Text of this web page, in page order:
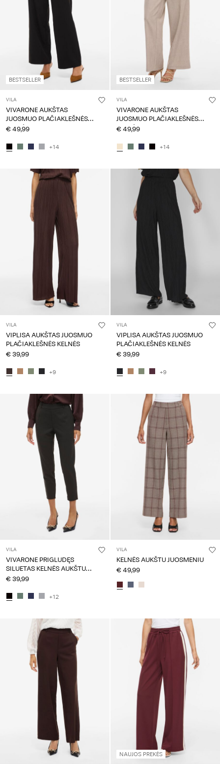
questions?
About
/
BESTSELLER
VILA
VIVARONE AUKŠTAS
JUOSMUO PLAČIAKLEŠNĖS
KELNĖS
€ 49,99
+14
BESTSELLER
VILA
VIVARONE AUKŠTAS
JUOSMUO PLAČIAKLEŠNĖS
KELNĖS
€ 49,99
+14
VILA
VIPLISA AUKŠTAS JUOSMUO
PLAČIAKLEŠNĖS KELNĖS
€ 39,99
+9
VILA
VIPLISA AUKŠTAS JUOSMUO
PLAČIAKLEŠNĖS KELNĖS
€ 39,99
+9
VILA
VIVARONE PRIGLUDĘS
SILUETAS KELNĖS AUKŠTU
JUOSMENIU
€ 39,99
+12
VILA
KELNĖS AUKŠTU JUOSMENIU
€ 49,99
NAUJOS PREKĖS